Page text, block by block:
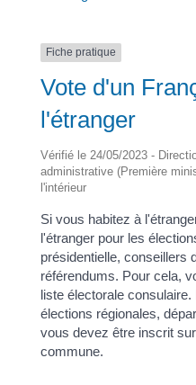
Fiche pratique
Vote d'un
l'étranger
Vérifié le 24/05/2023 -
administrative (Première
l'intérieur
Si vous habitez à
l'étranger pour les
présidentielle, conseillers
référendums. Pour cela,
liste électorale
élections régionales,
vous devez être inscrit
commune.